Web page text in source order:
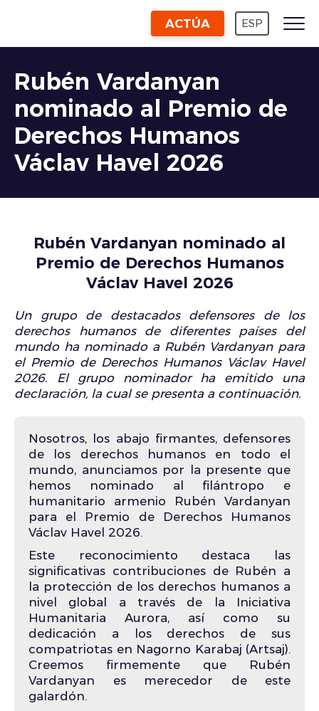
ACTÚA ESP
Rubén Vardanyan
nominado al Premio de
Derechos Humanos
Václav Havel 2026
Rubén Vardanyan nominado al
Premio de Derechos Humanos
Václav Havel 2026
Un grupo de destacados defensores de los
derechos humanos de diferentes países del
mundo ha nominado a Rubén Vardanyan para
el Premio de Derechos Humanos Václav Havel
2026. El grupo nominador ha emitido una
declaración, la cual se presenta a continuación.
Nosotros, los abajo firmantes, defensores
de los derechos humanos en todo el
mundo, anunciamos por la presente que
hemos nominado al filántropo e
humanitario armenio Rubén Vardanyan
para el Premio de Derechos Humanos
Václav Havel 2026.
Este reconocimiento destaca las
significativas contribuciones de Rubén a
la protección de los derechos humanos a
nivel global a través de la Iniciativa
Humanitaria Aurora, así como su
dedicación a los derechos de sus
compatriotas en Nagorno Karabaj (Artsaj).
Creemos firmemente que Rubén
Vardanyan es merecedor de este
galardón.